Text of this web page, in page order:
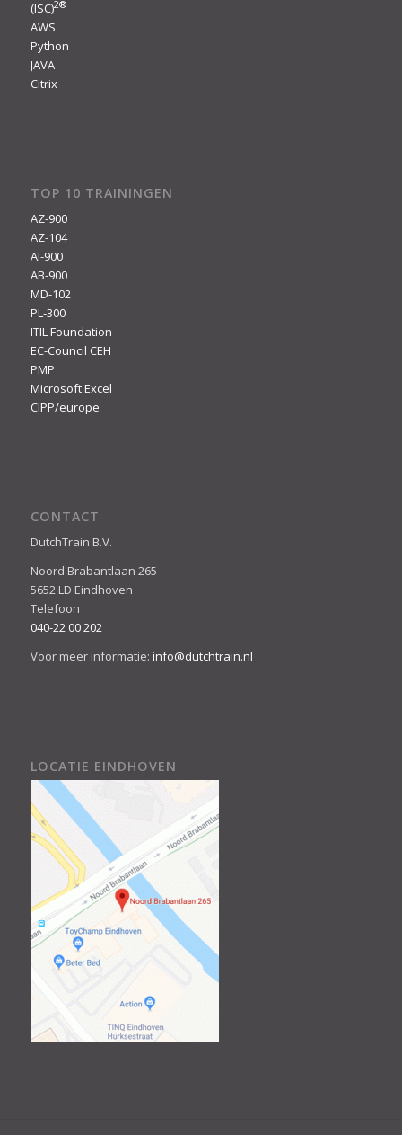
(ISC)2®
AWS
Python
JAVA
Citrix
TOP 10 TRAININGEN
AZ-900
AZ-104
AI-900
AB-900
MD-102
PL-300
ITIL Foundation
EC-Council CEH
PMP
Microsoft Excel
CIPP/europe
CONTACT
DutchTrain B.V.
Noord Brabantlaan 265
5652 LD Eindhoven
Telefoon
040-22 00 202
Voor meer informatie: info@dutchtrain.nl
LOCATIE EINDHOVEN